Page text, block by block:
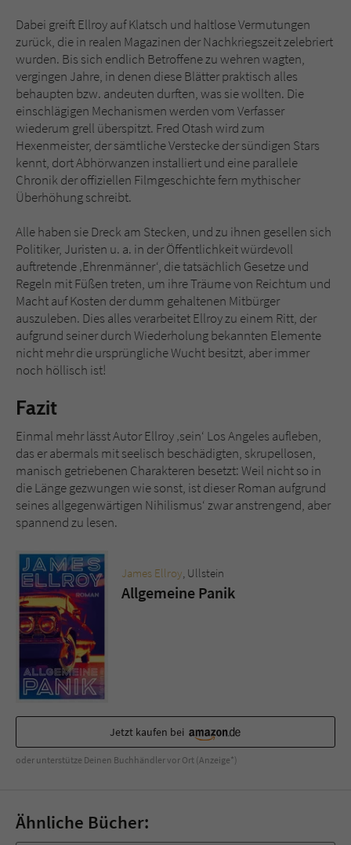
Dabei greift Ellroy auf Klatsch und haltlose Vermutungen
zurück, die in realen Magazinen der Nachkriegszeit zelebriert
wurden. Bis sich endlich Betroffene zu wehren wagten,
vergingen Jahre, in denen diese Blätter praktisch alles
behaupten bzw. andeuten durften, was sie wollten. Die
einschlägigen Mechanismen werden vom Verfasser
wiederum grell überspitzt. Fred Otash wird zum
Hexenmeister, der sämtliche Verstecke der sündigen Stars
kennt, dort Abhörwanzen installiert und eine parallele
Chronik der offiziellen Filmgeschichte fern mythischer
Überhöhung schreibt.
Alle haben sie Dreck am Stecken, und zu ihnen gesellen sich
Politiker, Juristen u. a. in der Öffentlichkeit würdevoll
auftretende ‚Ehrenmänner‘, die tatsächlich Gesetze und
Regeln mit Füßen treten, um ihre Träume von Reichtum und
Macht auf Kosten der dumm gehaltenen Mitbürger
auszuleben. Dies alles verarbeitet Ellroy zu einem Ritt, der
aufgrund seiner durch Wiederholung bekannten Elemente
nicht mehr die ursprüngliche Wucht besitzt, aber immer
noch höllisch ist!
Fazit
Einmal mehr lässt Autor Ellroy ‚sein‘ Los Angeles aufleben,
das er abermals mit seelisch beschädigten, skrupellosen,
manisch getriebenen Charakteren besetzt: Weil nicht so in
die Länge gezwungen wie sonst, ist dieser Roman aufgrund
seines allgegenwärtigen Nihilismus‘ zwar anstrengend, aber
spannend zu lesen.
James Ellroy , Ullstein
Allgemeine Panik
Jetzt kaufen bei
oder unterstütze Deinen Buchhändler vor Ort (Anzeige*)
Ähnliche Bücher: